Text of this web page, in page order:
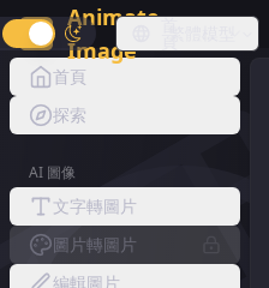
Animate
Image
首
文
首頁
探索
AI 圖像
文字轉圖片
圖片轉圖片
編輯圖片